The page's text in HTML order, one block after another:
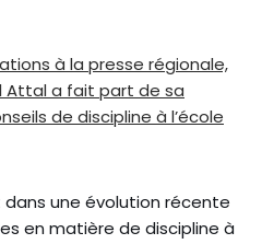
à la presse régionale,
Attal a fait part de sa
de discipline à l’école
une évolution récente
en matière de discipline à